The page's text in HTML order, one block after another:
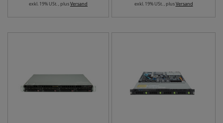
exkl. 19% USt. , plusVersand exkl. 19% USt. , plusVersand